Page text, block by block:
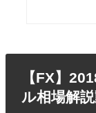
【FX】
ル相場解